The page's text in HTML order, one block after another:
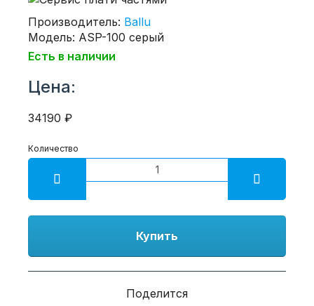
Производитель: Ballu
Модель: ASP-100 серый
Есть в наличии
Цена:
34190 ₽
Количество
Купить
Поделится